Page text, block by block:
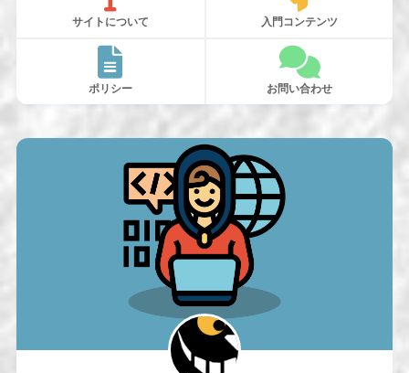
サイトについて 入門コンテンツ
ポリシー お問い合わせ